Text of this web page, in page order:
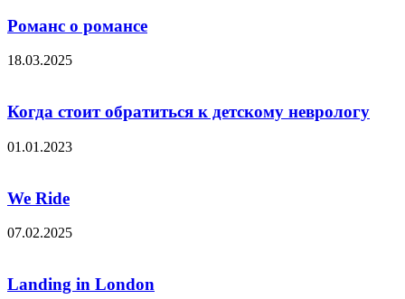
Романс о романсе
18.03.2025
Когда стоит обратиться к детскому неврологу
01.01.2023
We Ride
07.02.2025
Landing in London